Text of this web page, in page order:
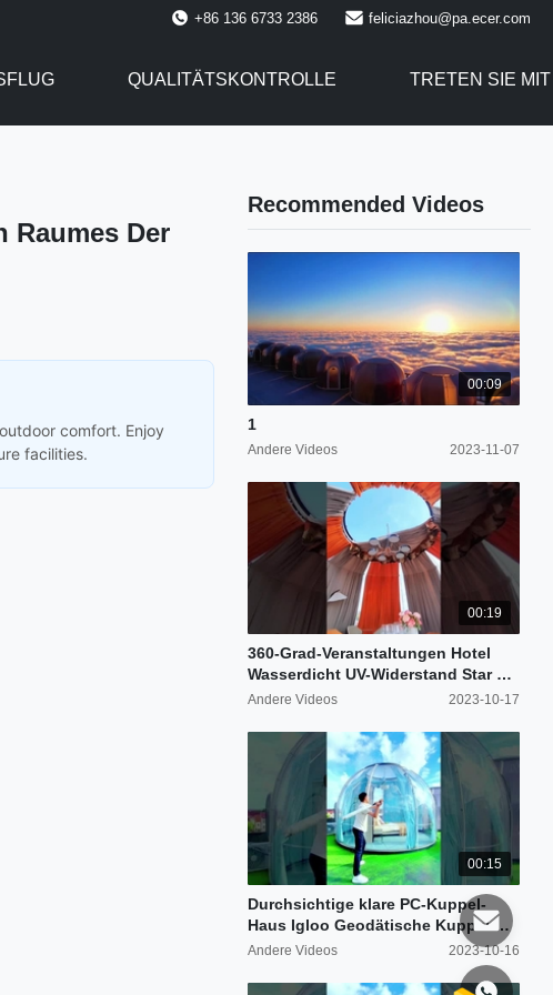
+86 136 6733 2386 feliciazhou@pa.ecer.com
QUALITÄTSKONTROLLE TRETEN SIE
Raumes Der
comfort. Enjoy
facilities.
Recommended Videos
00:09
1
Andere Videos 2023-11-07
00:19
360-Grad-Veranstaltungen Hotel
Wasserdicht UV-Widerstand Star PC
Glamping Igloo Geodätische
Andere Videos 2023-10-17
00:15
Durchsichtige klare PC-Kuppel-
Haus Igloo Geodätische Kuppel mit
Aluminiumrahmen
Andere Videos 2023-10-16